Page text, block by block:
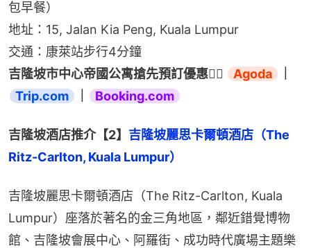
包早餐）
地址：15, Jalan Kia Peng, Kuala Lumpur
交通：康萊站步行4分鐘
吉隆坡市中心帝國公寓搶先預訂優惠👉🏻
Agoda
Trip.com
Booking.com
吉隆坡酒店推介【2】 吉隆坡麗思卡爾頓酒店（The
Ritz-Carlton, Kuala Lumpur）
吉隆坡麗思卡爾頓酒店（The Ritz-Carlton, Kuala
Lumpur）座落於著名的金三角地區，鄰近錯覺博物
館、吉隆坡會展中心、阿羅街、成功時代廣場主題樂